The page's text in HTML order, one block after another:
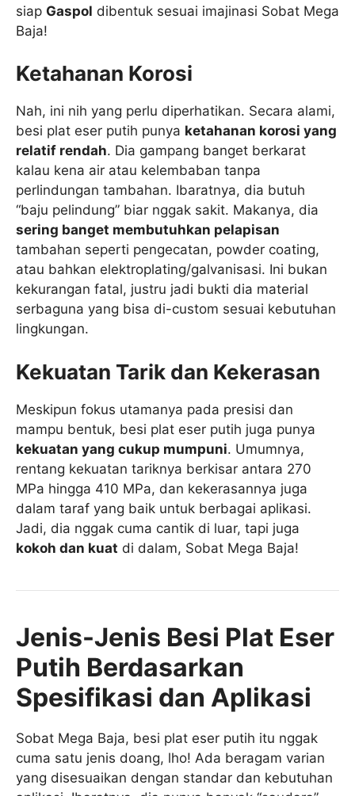
siap Gaspol dibentuk sesuai imajinasi Sobat Mega
Baja!
Ketahanan Korosi
Nah, ini nih yang perlu diperhatikan. Secara alami,
besi plat eser putih punya ketahanan korosi yang
relatif rendah. Dia gampang banget berkarat
kalau kena air atau kelembaban tanpa
perlindungan tambahan. Ibaratnya, dia butuh
“baju pelindung” biar nggak sakit. Makanya, dia
sering banget membutuhkan pelapisan
tambahan seperti pengecatan, powder coating,
atau bahkan elektroplating/galvanisasi. Ini bukan
kekurangan fatal, justru jadi bukti dia material
serbaguna yang bisa di-custom sesuai kebutuhan
lingkungan.
Kekuatan Tarik dan Kekerasan
Meskipun fokus utamanya pada presisi dan
mampu bentuk, besi plat eser putih juga punya
kekuatan yang cukup mumpuni. Umumnya,
rentang kekuatan tariknya berkisar antara 270
MPa hingga 410 MPa, dan kekerasannya juga
dalam taraf yang baik untuk berbagai aplikasi.
Jadi, dia nggak cuma cantik di luar, tapi juga
kokoh dan kuat di dalam, Sobat Mega Baja!
Jenis-Jenis Besi Plat Eser
Putih Berdasarkan
Spesifikasi dan Aplikasi
Sobat Mega Baja, besi plat eser putih itu nggak
cuma satu jenis doang, lho! Ada beragam varian
yang disesuaikan dengan standar dan kebutuhan